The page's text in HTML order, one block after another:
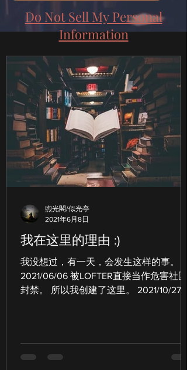
Do Not Sell My Personal
Information
我在这里的理由 :)
我没想过，有一天，会发生这样的事。
2021/06/06 被LOFTER直接当作危害社区
封禁。 所以我创建了这里。 2021/10/27永
伴，...
煦光閣/似光亭
2021年6月8日